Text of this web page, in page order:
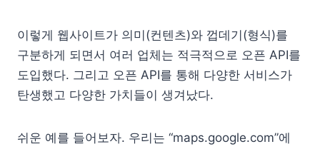
이렇게 웹사이트가 의미(컨텐츠)와 껍데기(형식)를
구분하게 되면서 여러 업체는 적극적으로 오픈 API를
도입했다. 그리고 오픈 API를 통해 다양한 서비스가
탄생했고 다양한 가치들이 생겨났다.
쉬운 예를 들어보자. 우리는 “maps.google.com”에